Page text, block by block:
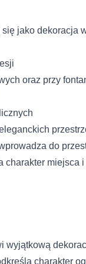
jako dekoracja
oraz przy
do
charakter
wyjątkową
charakter
bez nich. Te pliki
cookie dotyczące
np. preferowany
pliki cookie
gromadząc i
strony